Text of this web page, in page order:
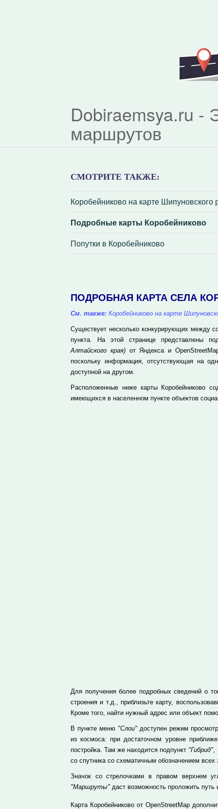
Dobiraemsya.ru -
маршрутов
СМОТРИТЕ ТАКЖЕ:
Коробейниково на карте Шипуновского
Подробные карты Коробейниково
Попутки в Коробейниково
ПОДРОБНАЯ КАРТА СЕЛА
См. также: Коробейниково на карте
Существует несколько конкурирующих между
пункта. На этой странице представлены
Алтайского края)от Яндекса и
поскольку информация, отсутствующая на
доступной на другом.
Расположенные ниже карты Коробейниково
имеющихся в населенном пункте объектов
Для получения более подробных сведений о
строения и т.д., приблизьте карту,
Кроме того, найти нужный адрес или объект
В пункте меню "Слои"доступен режим
из космоса: при достаточном уровне
постройка. Там же находится подпункт "Гибрид",
со спутника со схематичным обозначением всех
Значок со стрелочками в правом верхнем
"Маршруты" даст возможность проложить путь
Карта Коробейниково от OpenStreetMap